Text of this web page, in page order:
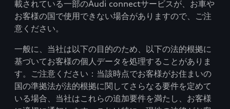
載されている一部のAudi connectサービスが、お車や
お客様の国で使用できない場合がありますので、ご注
意ください。
一般に、当社は以下の目的のため、以下の法的根拠に
基づいてお客様の個人データを処理することがありま
す。ご注意ください：当該時点でお客様がお住まいの
国の準拠法が法的根拠に関してさらなる要件を定めて
いる場合、当社はこれらの追加要件を満たし、お客様